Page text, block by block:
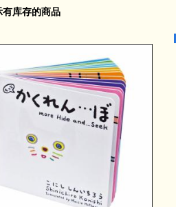
有库存的商品